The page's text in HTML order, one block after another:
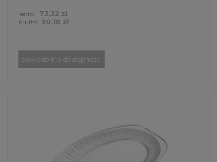
brutto: 90,18 zł
netto: 73,32 zł
powiadom o dostępności